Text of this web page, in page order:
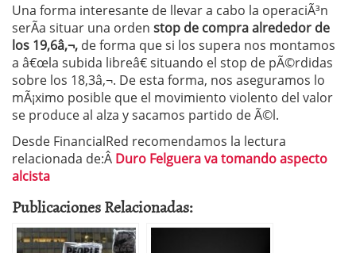
Una forma interesante de llevar a cabo la operaciÃ³n
serÃ­a situar una orden stop de compra alrededor de
los 19,6â‚¬, de forma que si los supera nos montamos
a â€œla subida libreâ€ situando el stop de pÃ©rdidas
sobre los 18,3â‚¬. De esta forma, nos aseguramos lo
mÃ¡ximo posible que el movimiento violento del valor
se produce al alza y sacamos partido de Ã©l.
Desde FinancialRed recomendamos la lectura
relacionada de:Â Duro Felguera va tomando aspecto
alcista
Publicaciones Relacionadas: